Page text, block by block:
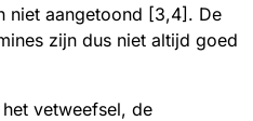
niet aangetoond [3,4]. De
zijn dus niet altijd goed
vetweefsel, de